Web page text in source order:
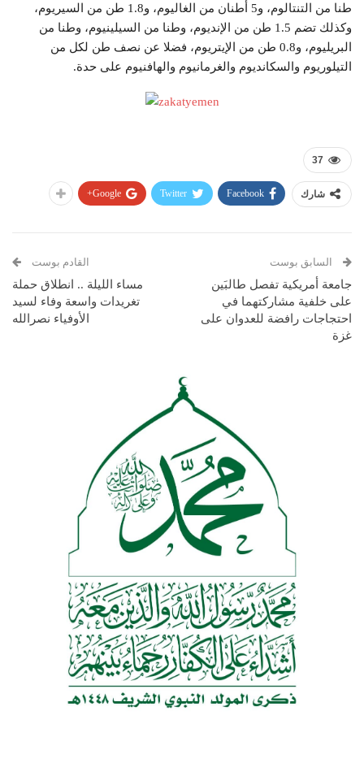
طنا من التنتالوم، و5 أطنان من الغاليوم، و1.8 طن من السيريوم،
وكذلك تضم 1.5 طن من الإنديوم، وطنا من السيلينيوم، وطنا من
البريليوم، و0.8 طن من الإيتريوم، فضلا عن نصف طن لكل من
التيلوريوم والسكانديوم والغرمانيوم والهافنيوم على حدة.
37
شارك Facebook
Twitter
Google+
السابق بوست
جامعة أمريكية تفصل طالبَين
على خلفية مشاركتهما في
احتجاجات رافضة للعدوان على
غزة
القادم بوست
مساء الليلة .. انطلاق حملة
تغريدات واسعة وفاء لسيد
الأوفياء نصرالله